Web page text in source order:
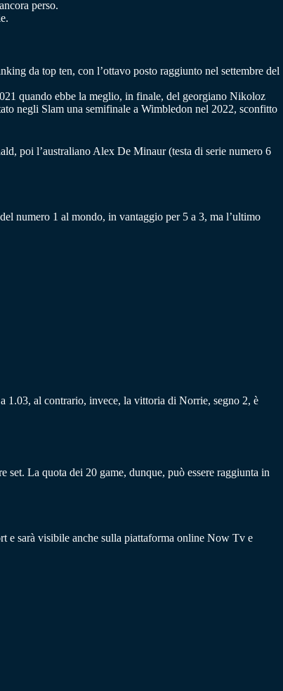
perso.
da top ten, con l’ottavo posto raggiunto nel settembre del
quando ebbe la meglio, in finale, del georgiano Nikoloz
negli Slam una semifinale a Wimbledon nel 2022, sconfitto
poi l’australiano Alex De Minaur (testa di serie numero 6
numero 1 al mondo, in vantaggio per 5 a 3, ma l’ultimo
1.03, al contrario, invece, la vittoria di Norrie, segno 2, è
La quota dei 20 game, dunque, può essere raggiunta in
e sarà visibile anche sulla piattaforma online Now Tv e